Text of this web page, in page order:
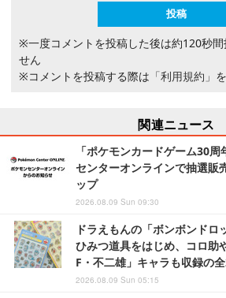
※一度コメントを投稿した後は約120秒間
せん
※コメントを投稿する際は 「利用規約」
関連ニュース
「ポケモンカードゲーム30
センターオンラインで抽選販
ップ
2026.08.09 Sun 09:30
ドラえもんの「ボンボンド
ひみつ道具をはじめ、コロ助
F・不二雄」キャラも収録の
2026.08.09 Sun 05:15